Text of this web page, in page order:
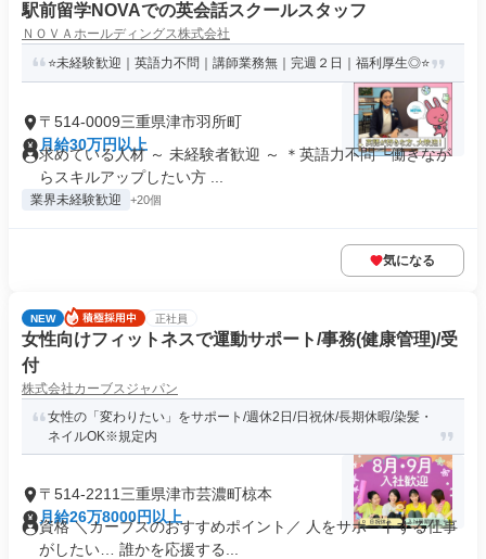
駅前留学NOVAでの英会話スクールスタッフ
ＮＯＶＡホールディングス株式会社
⭐未経験歓迎｜英語力不問｜講師業務無｜完週２日｜福利厚生◎⭐
〒514-0009三重県津市羽所町
月給30万円以上
求めている人材 ～ 未経験者歓迎 ～ ＊英語力不問 └働きなが
らスキルアップしたい方 ...
業界未経験歓迎 +20個
気になる
NEW 正社員
女性向けフィットネスで運動サポート/事務(健康管理)/受
付
株式会社カーブスジャパン
女性の「変わりたい」をサポート/週休2日/日祝休/長期休暇/染髪・
ネイルOK※規定内
〒514-2211三重県津市芸濃町椋本
月給26万8000円以上
資格 ＼カーブスのおすすめポイント／ 人をサポートする仕事
がしたい… 誰かを応援する...